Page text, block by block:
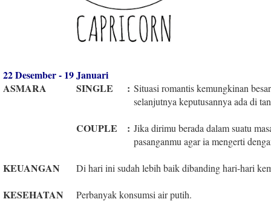
22 Desember - 19 Januari
ASMARA
SINGLE : Situasi romantis kemungkinan
selanjutnya keputusannya ada di
COUPLE : Jika dirimu berada dalam suatu
pasanganmu agar ia mengerti
KEUANGAN Di hari ini sudah lebih baik dibanding hari-hari
KESEHATAN Perbanyak konsumsi air putih.